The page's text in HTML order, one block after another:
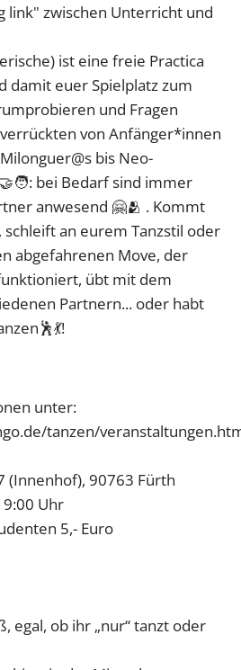
link" zwischen Unterricht und
ist eine freie Practica
damit euer Spielplatz zum
und Fragen
von Anfänger*innen
bis Neo-
bei Bedarf sind immer
anwesend 🤗🫂 . Kommt
an eurem Tanzstil oder
abgefahrenen Move, der
übt mit dem
Partnern... oder habt
unter:
tanzen/
(Innenhof), 90763 Fürth
Uhr
5,- Euro
egal, ob ihr „nur“ tanzt oder